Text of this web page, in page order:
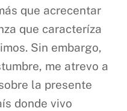
que acrecentar
que caracteríza
Sin embargo,
me atrevo a
la presente
donde vivo